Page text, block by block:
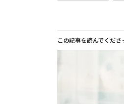
この記事を読んでくださ